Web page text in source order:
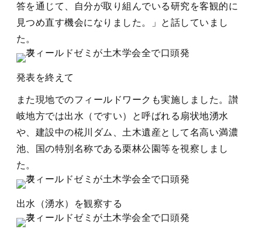
答を通じて、自分が取り組んでいる研究を客観的に
見つめ直す機会になりました。」と話していまし
た。
発表を終えて
また現地でのフィールドワークも実施しました。讃
岐地方では出水（ですい）と呼ばれる扇状地湧水
や、建設中の椛川ダム、土木遺産として名高い満濃
池、国の特別名称である栗林公園等を視察しまし
た。
出水（湧水）を観察する